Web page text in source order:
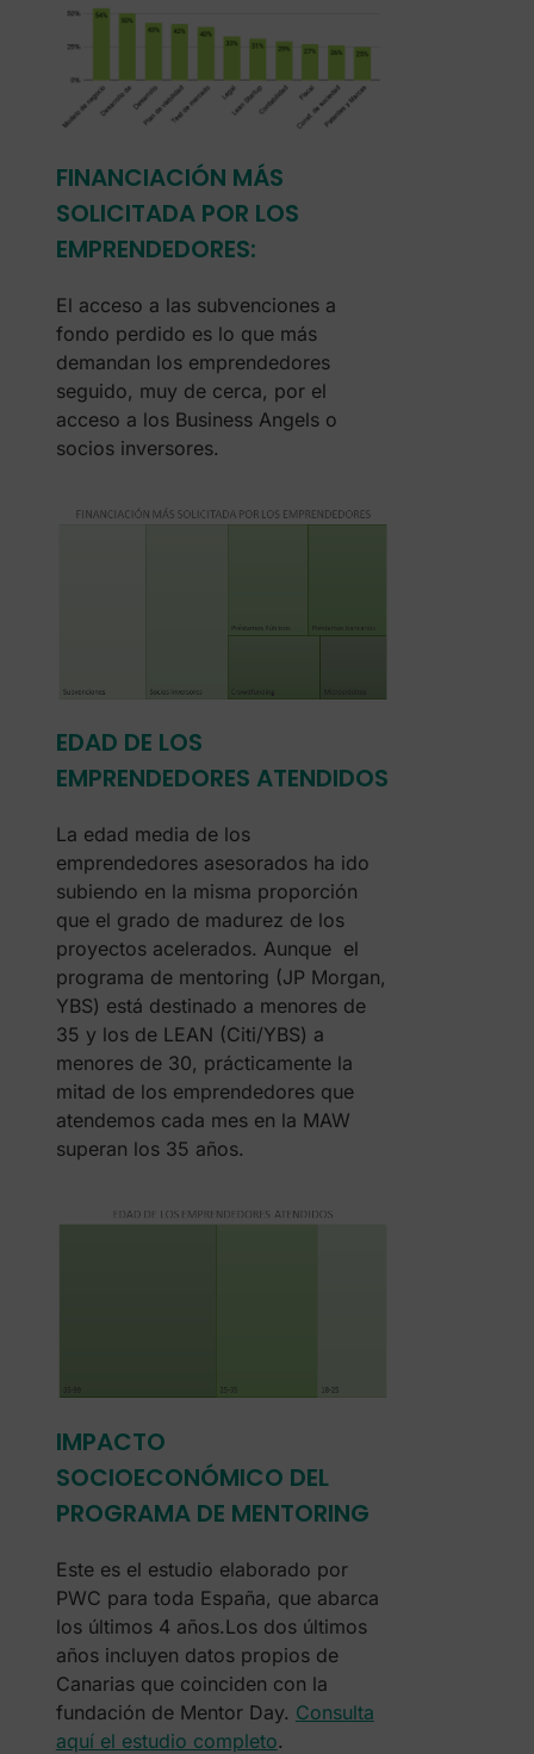
FINANCIACIÓN MÁS
SOLICITADA POR LOS
EMPRENDEDORES:
El acceso a las subvenciones a
fondo perdido es lo que más
demandan los emprendedores
seguido, muy de cerca, por el
acceso a los Business Angels o
socios inversores.
EDAD DE LOS
EMPRENDEDORES ATENDIDOS
La edad media de los
emprendedores asesorados ha ido
subiendo en la misma proporción
que el grado de madurez de los
proyectos acelerados. Aunque el
programa de mentoring (JP Morgan,
YBS) está destinado a menores de
35 y los de LEAN (Citi/YBS) a
menores de 30, prácticamente la
mitad de los emprendedores que
atendemos cada mes en la MAW
superan los 35 años.
IMPACTO
SOCIOECONÓMICO DEL
PROGRAMA DE MENTORING
Este es el estudio elaborado por
PWC para toda España, que abarca
los últimos 4 años.Los dos últimos
años incluyen datos propios de
Canarias que coinciden con la
fundación de Mentor Day. Consulta
aquí el estudio completo.